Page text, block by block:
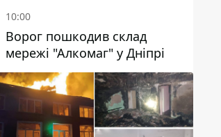
10:00
Ворог пошкодив склад
мережі "Алкомаг" у Дніпрі